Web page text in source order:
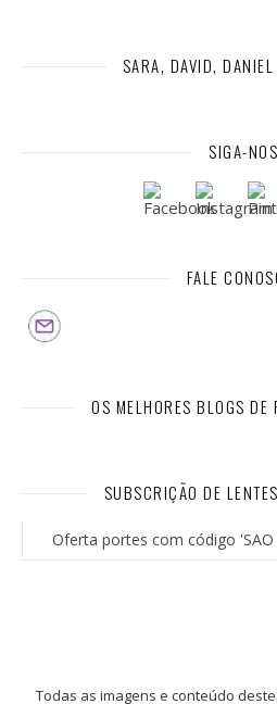
SARA, DAVID,
SIGA-NOS
FALE
OS MELHORES BLOGS
SUBSCRIÇÃO DE
Oferta portes com código 'SAO
Todas as imagens e conteúdo